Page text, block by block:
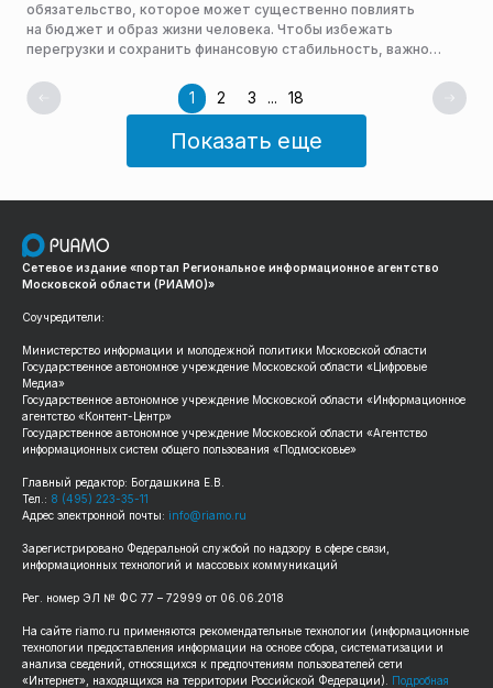
обязательство, которое может существенно повлиять
на бюджет и образ жизни человека. Чтобы избежать
перегрузки и сохранить финансовую стабильность, важно
сделать, РИАМО рассказал эксперт по недвижимости Алексей
Колодин.
1 2 3 ... 18
Показать еще
Сетевое издание «портал Региональное информационное агентство
Московской области (РИАМО)»
Соучредители:
Министерство информации и молодежной политики Московской области
Государственное автономное учреждение Московской области «Цифровые
Медиа»
Государственное автономное учреждение Московской области «Информационное
агентство «Контент-Центр»
Государственное автономное учреждение Московской области «Агентство
информационных систем общего пользования «Подмосковье»
Главный редактор: Богдашкина Е.В.
Тел.: 8 (495) 223-35-11
Адрес электронной почты: info@riamo.ru
Зарегистрировано Федеральной службой по надзору в сфере связи,
информационных технологий и массовых коммуникаций
Рег. номер ЭЛ № ФС 77 – 72999 от 06.06.2018
На сайте riamo.ru применяются рекомендательные технологии (информационные
технологии предоставления информации на основе сбора, систематизации и
анализа сведений, относящихся к предпочтениям пользователей сети
«Интернет», находящихся на территории Российской Федерации). Подробная